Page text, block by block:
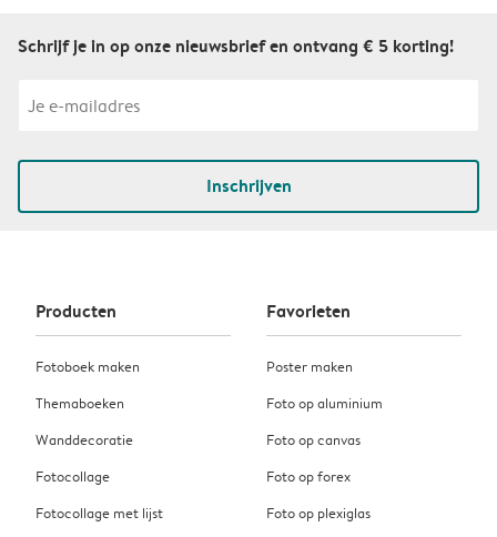
Schrijf je in op onze nieuwsbrief en ontvang € 5 korting!
Inschrijven
Producten
Fotoboek maken
Themaboeken
Wanddecoratie
Fotocollage
Fotocollage met lijst
Favorieten
Poster maken
Foto op aluminium
Foto op canvas
Foto op forex
Foto op plexiglas